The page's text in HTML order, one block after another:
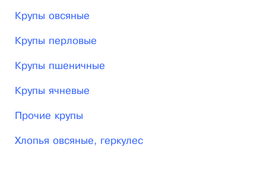
Крупы овсяные
Крупы перловые
Крупы пшеничные
Крупы ячневые
Прочие крупы
Хлопья овсяные, геркулес